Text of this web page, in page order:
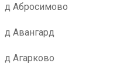
д Абросимово
д Авангард
д Агарково